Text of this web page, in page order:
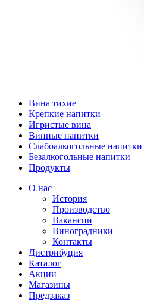
Вина тихие
Крепкие напитки
Игристые вина
Винные напитки
Слабоалкогольные напитки
Безалкогольные напитки
Продукты
О нас
История
Производство
Вакансии
Виноградники
Контакты
Дистрибуция
Каталог
Акции
Магазины
Предзаказ